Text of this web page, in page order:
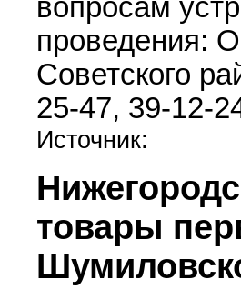
вопросам
проведения:
Советского
25-47, 39-12-
Источник:
товары